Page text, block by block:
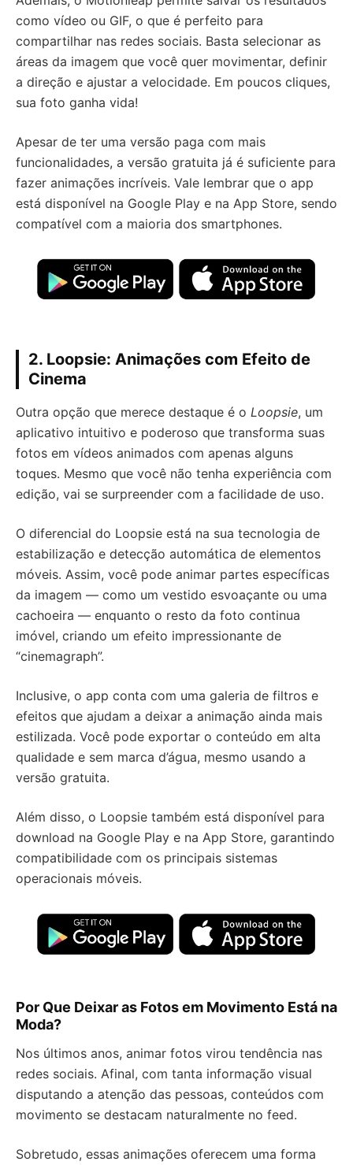
como vídeo ou GIF, o que é perfeito para
compartilhar nas redes sociais. Basta selecionar as
áreas da imagem que você quer movimentar, definir
a direção e ajustar a velocidade. Em poucos cliques,
sua foto ganha vida!
Apesar de ter uma versão paga com mais
funcionalidades, a versão gratuita já é suficiente para
fazer animações incríveis. Vale lembrar que o app
está disponível na Google Play e na App Store, sendo
compatível com a maioria dos smartphones.
2. Loopsie: Animações com Efeito de
Cinema
Outra opção que merece destaque é o Loopsie, um
aplicativo intuitivo e poderoso que transforma suas
fotos em vídeos animados com apenas alguns
toques. Mesmo que você não tenha experiência com
edição, vai se surpreender com a facilidade de uso.
O diferencial do Loopsie está na sua tecnologia de
estabilização e detecção automática de elementos
móveis. Assim, você pode animar partes específicas
da imagem — como um vestido esvoaçante ou uma
cachoeira — enquanto o resto da foto continua
imóvel, criando um efeito impressionante de
“cinemagraph”.
Inclusive, o app conta com uma galeria de filtros e
efeitos que ajudam a deixar a animação ainda mais
estilizada. Você pode exportar o conteúdo em alta
qualidade e sem marca d’água, mesmo usando a
versão gratuita.
Além disso, o Loopsie também está disponível para
download na Google Play e na App Store, garantindo
compatibilidade com os principais sistemas
operacionais móveis.
Por Que Deixar as Fotos em Movimento Está na
Moda?
Nos últimos anos, animar fotos virou tendência nas
redes sociais. Afinal, com tanta informação visual
disputando a atenção das pessoas, conteúdos com
movimento se destacam naturalmente no feed.
Sobretudo, essas animações oferecem uma forma